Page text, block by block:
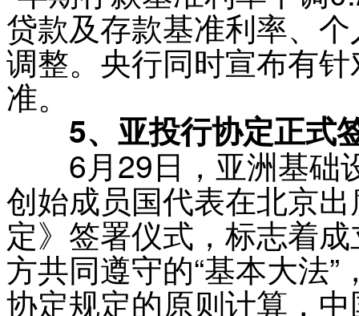
贷款及存款基准利率、
调整。央行同时宣布有
准。
5、亚投行协定正式
6月29日，亚洲基础
创始成员国代表在北京
定》签署仪式，标志着
方共同遵守的“基本大法
协定规定的原则计算，